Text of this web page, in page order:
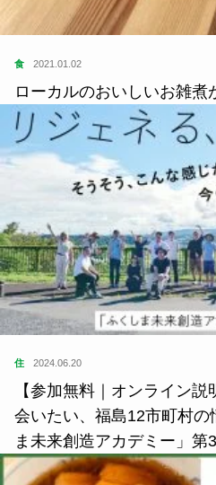
食 2021.01.02
ローカルのおいしいお雑煮
住 2024.06.20
【参加無料｜オンライン
会いたい、福島12市町村の
ま未来創造アカデミー」第